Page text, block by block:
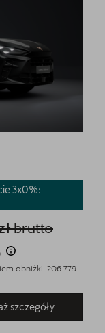
3x0%:
brutto
obniżki: 206 779
szczegóły